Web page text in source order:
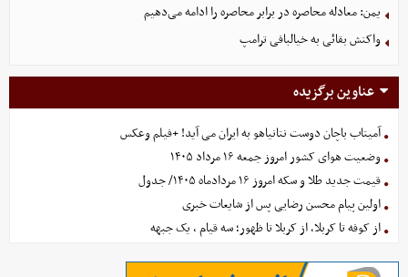
یمن: معادله محاصره در برابر محاصره را ادامه می‌دهیم
واکنش بقائی به خیالبافی ترامپ
عناوین برگزیده
آمیتاب باچان دوست نتانیاهو به ایران می آید! +فیلم وعکس
وضعیت هوای کشور امروز جمعه ۱۶ مرداد ۱۴۰۵
قیمت جدید طلا و سکه امروز ۱۶ مردادماه ۱۴۰۵/ جدول
اولین پیام محسن رضایی پس از شایعات خبری
از کوفه تا کربلا، از کربلا تا ظهور؛ سه قیام ، یک جبهه